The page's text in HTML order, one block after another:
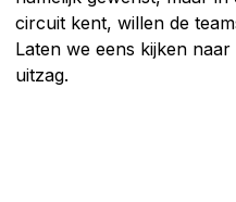
circuit kent, willen de
Laten we eens kijken
uitzag.